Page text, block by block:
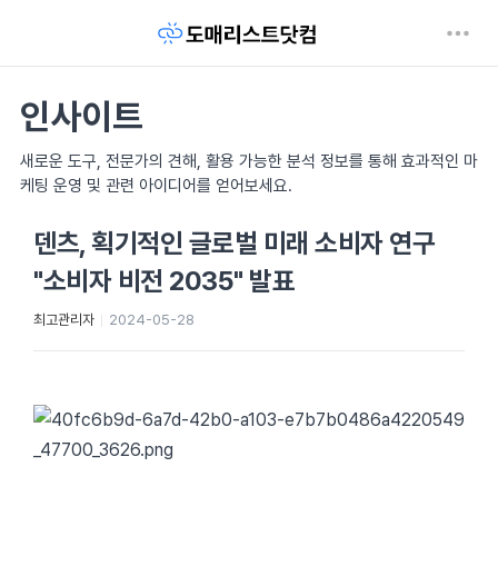
인사이트
새로운 도구, 전문가의 견해, 활용 가능한 분석 정보를 통해 효과적인 마
케팅 운영 및 관련 아이디어를 얻어보세요.
덴츠, 획기적인 글로벌 미래 소비자 연구
"소비자 비전 2035" 발표
최고관리자 2024-05-28